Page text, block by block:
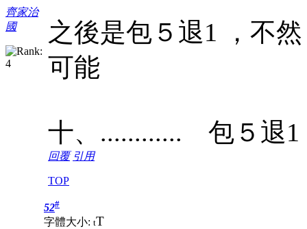
齊家治
國
之後是包５退1 ，不
可能
十、............ 包５退1
回覆 引用
TOP
52#
字體大小: tT